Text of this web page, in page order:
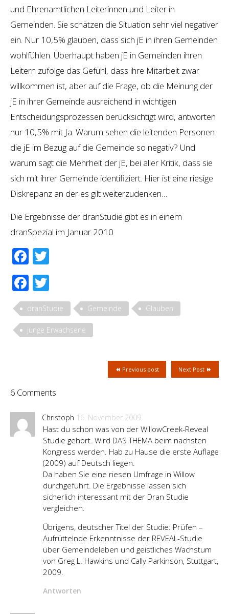
und Ehrenamtlichen Leiterinnen und Leiter in
Gemeinden. Sie schätzen die Situation sehr viel negativer
ein. Nur 10,5% glauben, dass sich jE in ihren Gemeinden
wohlfühlen. Überhaupt haben jE in Gemeinden ihren
Leitern zufolge das Gefühl, dass ihre Mitarbeit zwar
willkommen ist, aber auf die Frage, ob die Meinung der
jE in ihrer Gemeinde ausreichend in wichtigen
Entscheidungsprozessen berücksichtigt wird, antworten
nur 10,5% mit Ja. Warum sehen die leitenden Personen
die jE im Bezug auf die Gemeinde so negativ? Und
warum sagt die Mehrheit der jE, bei aller Kritik, dass sie
sich mit ihrer Gemeinde identifiziert. Hier ist eine riesige
Diskrepanz an der es gilt weiterzudenken…
Die Ergebnisse der dranStudie gibt es in einem
dranSpezial im Januar 2010
Facebook
Facebook
dranStudie Gemeinde Glauben
junge Erwachsene
Next Post
Previous post
6 Comments
Christoph 16. November 2009
Hast du schon was von der WillowCreek-Reveal
Studie gehört. Wird DAS THEMA beim nächsten
Kongress werden. Hab zu Hause die erste Auflage
(2009) auf Deutsch liegen.
Da haben Sie eine riesen Umfrage in Willow
durchgeführt. Die Ergebnisse lassen sich
sicherlich interessant mit der Dran Studie
vergleichen.
Übrigens, deutscher Titel der Studie: Prüfen –
Aufrüttelnde Erkenntnisse der REVEAL-Studie
über Gemeindeleben und geistliches Wachstum
von Greg L. Hawkins und Cally Parkinson, Stuttgart,
2009.
Antworten